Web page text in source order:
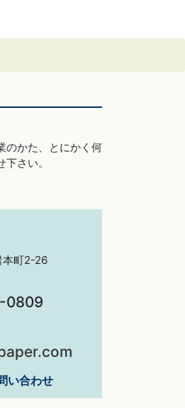
のかた、とにかく何
さい。
本町2-26
0809
い合わせ